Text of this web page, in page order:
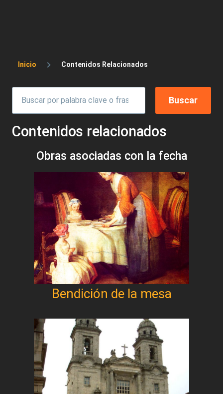
Sobrescribir enlaces de ayuda a la
Inicio Contenidos Relacionados
Contenidos relacionados
Obras asociadas con la fecha
Bendición de la mesa